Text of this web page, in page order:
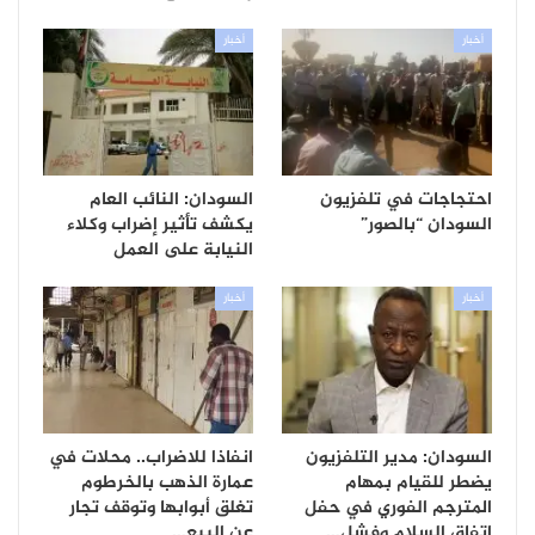
أخبار
احتجاجات في تلفزيون
السودان “بالصور”
أخبار
السودان: النائب العام
يكشف تأثير إضراب وكلاء
النيابة على العمل
أخبار
السودان: مدير التلفزيون
يضطر للقيام بمهام
المترجم الفوري في حفل
أخبار
انفاذا للاضراب.. محلات في
عمارة الذهب بالخرطوم
تغلق أبوابها وتوقف تجار